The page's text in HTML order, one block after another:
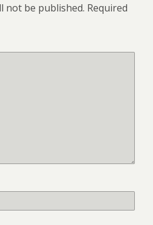
not be published. Required